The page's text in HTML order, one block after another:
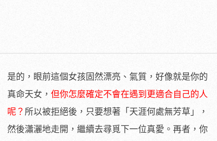
是的，眼前這個女孩固然漂亮、氣質，好像就是你的
真命天女， 但你怎麼確定不會在遇到更適合自己的人
呢？ 所以被拒絕後，只要想著「天涯何處無芳草」，
然後瀟灑地走開，繼續去尋覓下一位真愛。再者，你